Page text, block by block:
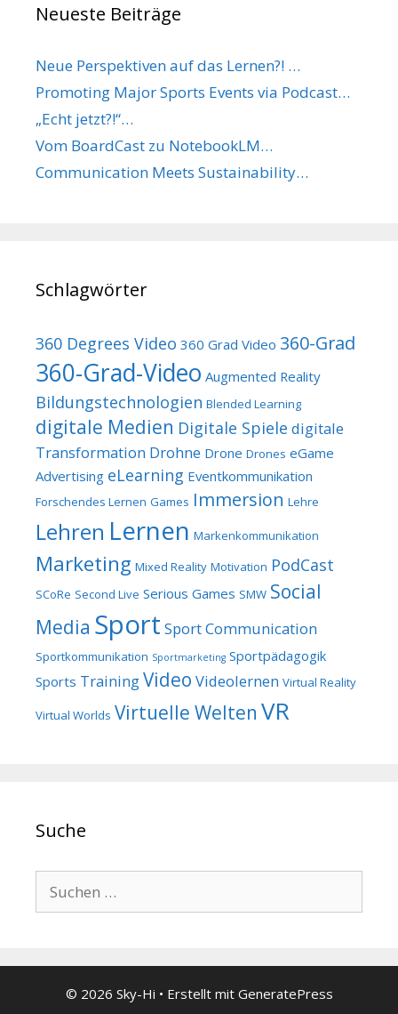
Neueste Beiträge
Neue Perspektiven auf das Lernen?! …
Promoting Major Sports Events via Podcast…
„Echt jetzt?!“…
Vom BoardCast zu NotebookLM…
Communication Meets Sustainability…
Schlagwörter
360 Degrees Video 360 Grad Video 360-Grad
360-Grad-Video Augmented Reality
Bildungstechnologien Blended Learning
digitale Medien Digitale Spiele digitale
Transformation Drohne Drone Drones eGame
Advertising eLearning Eventkommunikation
Forschendes Lernen Games Immersion Lehre
Lehren Lernen Markenkommunikation
Marketing Mixed Reality Motivation PodCast
SCoRe Second Live Serious Games SMW Social
Media Sport Sport Communication
Sportkommunikation Sportmarketing Sportpädagogik
Sports TrainingVideo Videolernen Virtual Reality
Virtual Worlds Virtuelle Welten VR
Suche
nach:
© 2026 Sky-Hi • Erstellt mit GeneratePress